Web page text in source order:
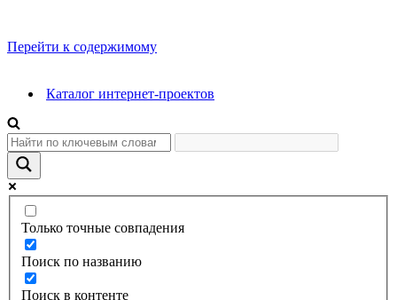
Перейти к содержимому
Каталог интернет-проектов
Только точные совпадения
Поиск по названию
Поиск в контенте